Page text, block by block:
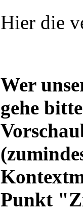
Hier die
Wer
gehe
Punkt